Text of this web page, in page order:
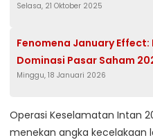
Antarpulau?
Selasa, 21 Oktober 2025
Fenomena January Effect:
Dominasi Pasar Saham
Minggu, 18 Januari 2026
Operasi Keselamatan Intan
menekan angka kecelakaan